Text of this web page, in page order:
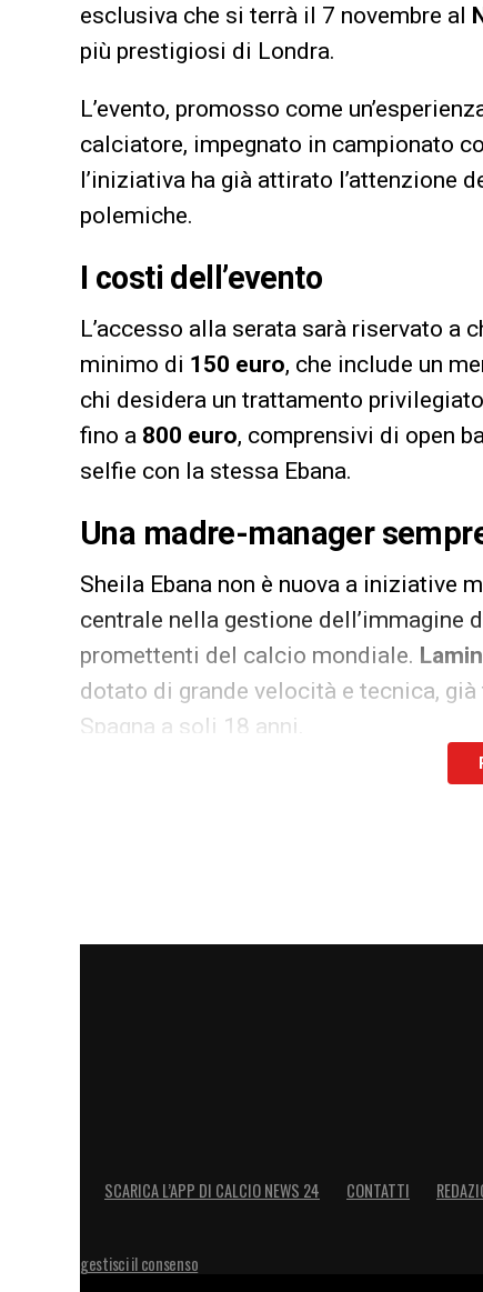
esclusiva che si terrà il 7 novembre al
più prestigiosi di Londra.
L’evento, promosso come
calciatore, impegnato in campionato
l’iniziativa ha già attirato l’attenzione
polemiche.
I costi dell’evento
L’accesso alla serata sarà riservato a
minimo di 150 euro, che include un
chi desidera un trattamento
fino a 800 euro, comprensivi di open
selfie con la stessa Ebana.
Una madre-manager
Sheila Ebana non è nuova a iniziative
centrale nella gestione dell’immagine
promettenti del calcio mondiale.
dotato di grande velocità e tecnica,
Spagna a soli 18 anni.
La madre ha già organizzato la
SCARICA L’APP DI CALCIO NEWS 24 CONTATTI
gestisci il consenso